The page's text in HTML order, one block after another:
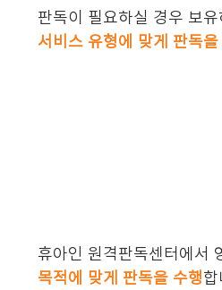
판독이 필요하실 경우 보
서비스 유형에 맞게 판독
휴아인 원격판독센터에서
목적에 맞게 판독을 수행